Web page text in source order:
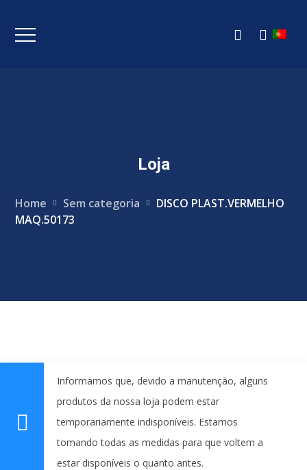
Loja
Home Sem categoria
DISCO PLAST.VERMELHO
MAQ.50173
Informamos que, devido a manutenção, alguns
produtos da nossa loja podem estar
temporariamente indisponíveis. Estamos
tomando todas as medidas para que voltem a
estar disponíveis o quanto antes.